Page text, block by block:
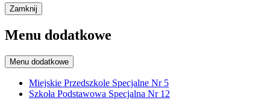
Zamknij
Menu dodatkowe
Menu dodatkowe
Miejskie Przedszkole Specjalne Nr 5
Szkoła Podstawowa Specjalna Nr 12